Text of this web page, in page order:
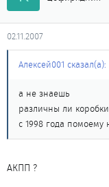
02.11.2007
Алексей001 сказал(а):
а не знаешь
различны ли
с 1998 года помоему
АКПП ?